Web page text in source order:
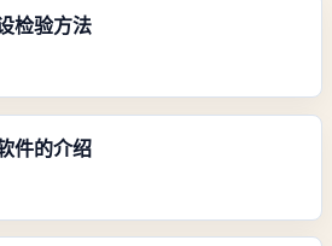
检验方法
件的介绍